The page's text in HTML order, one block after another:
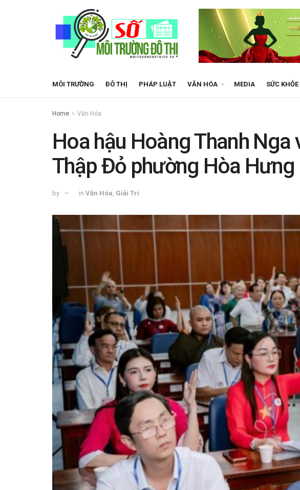
MÔI TRƯỜNG ĐÔ THỊ PHÁP LUẬT VĂN HÓA MEDIA SỨC KHỎE
Home Văn Hóa
Hoa hậu Hoàng Thanh
Thập Đỏ phường Hòa Hưng
by in Văn Hóa Giải Trí